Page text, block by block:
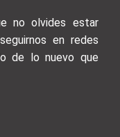
no olvides estar
en redes
de lo nuevo que